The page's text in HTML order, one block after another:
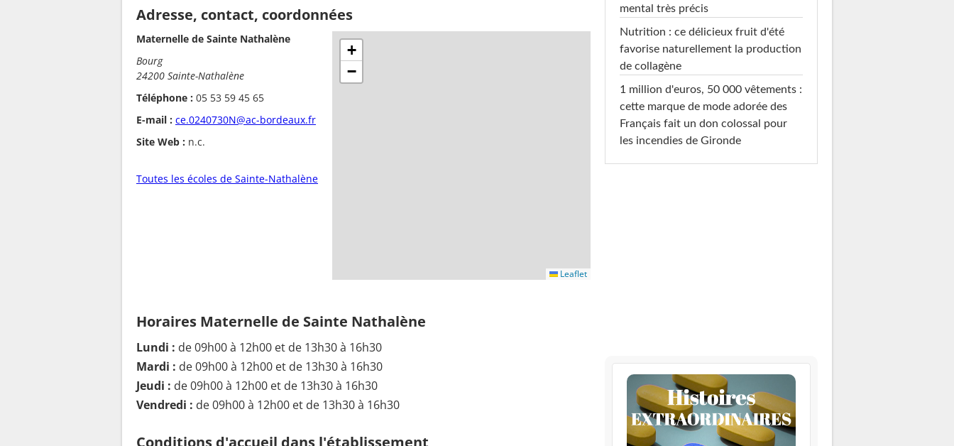
Adresse, contact, coordonnées
Maternelle de Sainte Nathalène
Bourg
24200 Sainte-Nathalène
Téléphone : 05 53 59 45 65
E-mail : ce.0240730N@ac-bordeaux.fr
Site Web : n.c.
Toutes les écoles de Sainte-Nathalène
+
−
Leaflet
Horaires Maternelle de Sainte Nathalène
Lundi : de 09h00 à 12h00 et de 13h30 à 16h30
Mardi : de 09h00 à 12h00 et de 13h30 à 16h30
Jeudi : de 09h00 à 12h00 et de 13h30 à 16h30
Vendredi : de 09h00 à 12h00 et de 13h30 à 16h30
mental très précis
Nutrition : ce délicieux fruit d'été
favorise naturellement la production
de collagène
1 million d'euros, 50 000 vêtements :
cette marque de mode adorée des
Français fait un don colossal pour
les incendies de Gironde